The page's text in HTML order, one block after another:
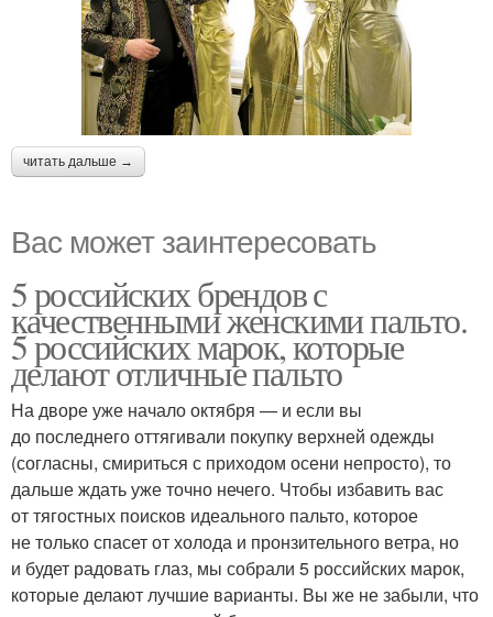
читать дальше →
Вас может заинтересовать
5 российских брендов с
качественными женскими пальто.
5 российских марок, которые
делают отличные пальто
На дворе уже начало октября — и если вы
до последнего оттягивали покупку верхней одежды
(согласны, смириться с приходом осени непросто), то
дальше ждать уже точно нечего. Чтобы избавить вас
от тягостных поисков идеального пальто, которое
не только спасет от холода и пронзительного ветра, но
и будет радовать глаз, мы собрали 5 российских марок,
которые делают лучшие варианты. Вы же не забыли, что